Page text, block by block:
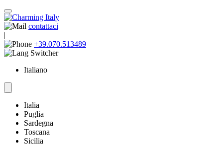
contattaci
|
+39.070.513489
Italiano
Italia
Puglia
Sardegna
Toscana
Sicilia